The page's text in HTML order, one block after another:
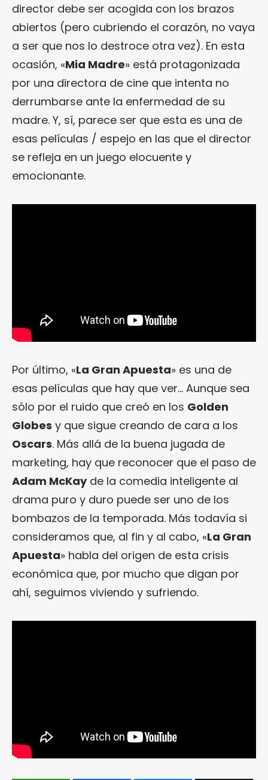
director debe ser acogida con los brazos
abiertos (pero cubriendo el corazón, no vaya
a ser que nos lo destroce otra vez). En esta
ocasión, «Mia Madre» está protagonizada
por una directora de cine que intenta no
derrumbarse ante la enfermedad de su
madre. Y, sí, parece ser que esta es una de
esas películas / espejo en las que el director
se refleja en un juego elocuente y
emocionante.
Por último, «La Gran Apuesta» es una de
esas películas que hay que ver… Aunque sea
sólo por el ruido que creó en los Golden
Globes y que sigue creando de cara a los
Oscars. Más allá de la buena jugada de
marketing, hay que reconocer que el paso de
Adam McKayde la comedia inteligente al
drama puro y duro puede ser uno de los
bombazos de la temporada. Más todavía si
consideramos que, al fin y al cabo, «La Gran
Apuesta» habla del origen de esta crisis
económica que, por mucho que digan por
ahí, seguimos viviendo y sufriendo.